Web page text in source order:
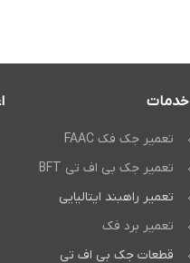
خدمات
تعمیر جک فک FAAC
تعمیر جک بی اف تی BFT
تعمیر راهبند ایتالیایی
تعمیر برد فک
قطعات جک بی اف تی